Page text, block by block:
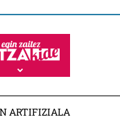
ARTIFIZIALA